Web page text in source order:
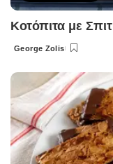
Κοτόπιτα με
Posted
George Zolis